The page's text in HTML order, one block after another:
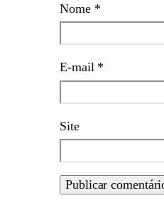
Nome *
E-mail *
Site